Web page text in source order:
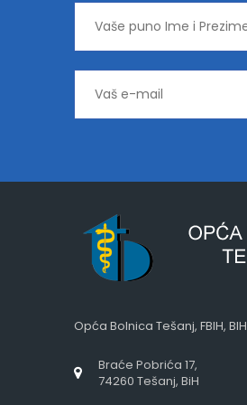
Opća Bolnica Tešanj, FBIH, BIH
Braće Pobrića 17,
74260 Tešanj, BiH